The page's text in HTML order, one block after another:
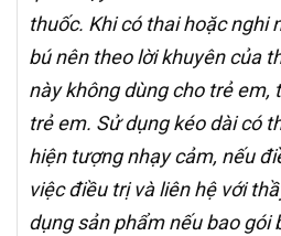
thuốc. Khi có thai hoặc nghi
bú nên theo lời khuyên của
này không dùng cho trẻ em,
trẻ em. Sử dụng kéo dài có
hiện tượng nhạy cảm, nếu
việc điều trị và liên hệ với
dụng sản phẩm nếu bao gói